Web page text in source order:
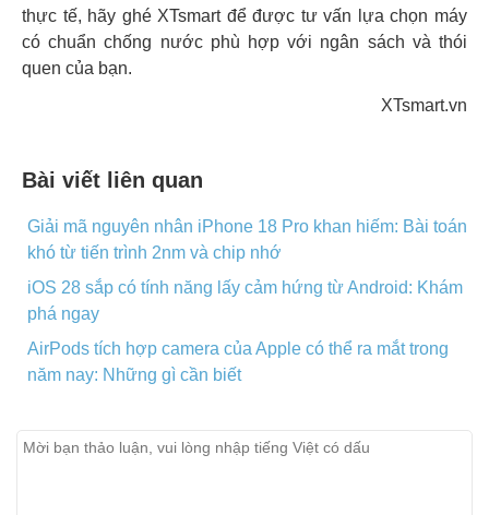
thực tế, hãy ghé XTsmart để được tư vấn lựa chọn máy
có chuẩn chống nước phù hợp với ngân sách và thói
quen của bạn.
XTsmart.vn
Bài viết liên quan
Giải mã nguyên nhân iPhone 18 Pro khan hiếm: Bài toán
khó từ tiến trình 2nm và chip nhớ
iOS 28 sắp có tính năng lấy cảm hứng từ Android: Khám
phá ngay
AirPods tích hợp camera của Apple có thể ra mắt trong
năm nay: Những gì cần biết